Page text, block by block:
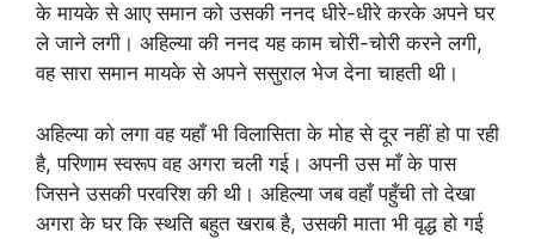
के मायके से आए समान को उसकी ननद धीरे-धीरे करके अपने घर
ले जाने लगी। अहिल्या की ननद यह काम चोरी-चोरी करने लगी,
वह सारा समान मायके से अपने ससुराल भेज देना चाहती थी।
अहिल्या को लगा वह यहाँ भी विलासिता के मोह से दूर नहीं हो पा रही
है, परिणाम स्वरूप वह अगरा चली गई। अपनी उस माँ के पास
जिसने उसकी परवरिश की थी। अहिल्या जब वहाँ पहुँची तो देखा
अगरा के घर कि स्थति बहुत खराब है, उसकी माता भी वृद्ध हो गई